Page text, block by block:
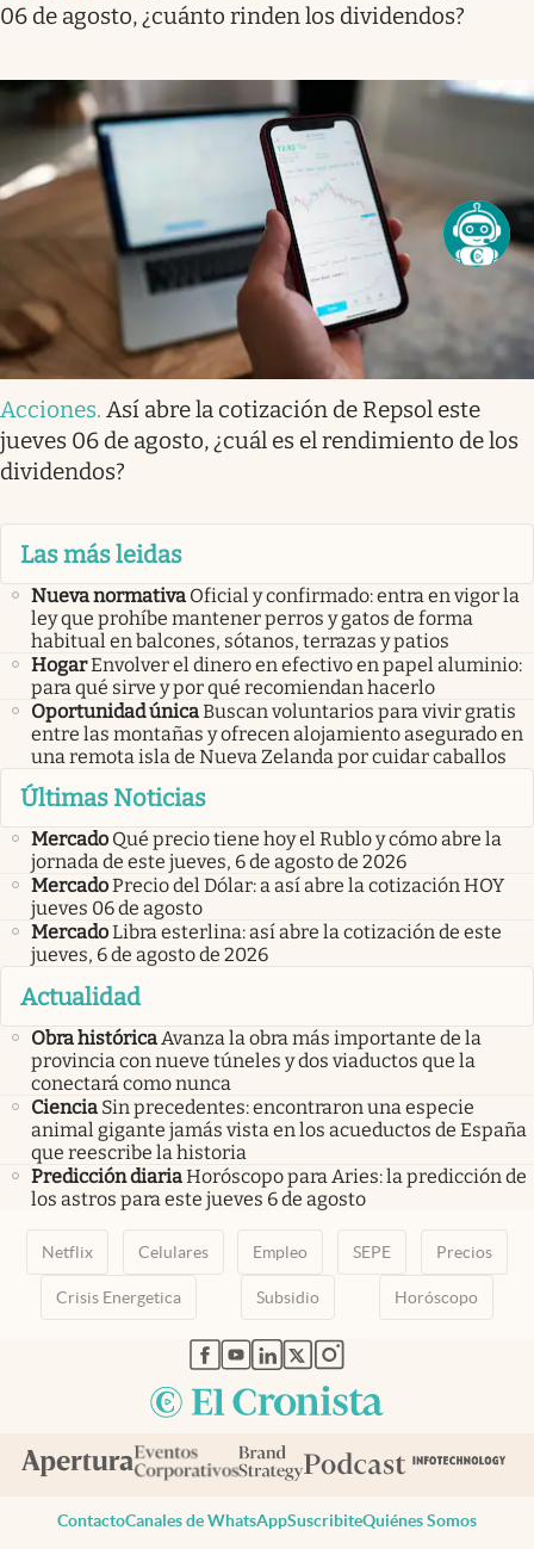
06 de agosto, ¿cuánto rinden los dividendos?
Acciones. Así abre la cotización de Repsol este
jueves 06 de agosto, ¿cuál es el rendimiento de los
dividendos?
Las más leidas
Nueva normativa Oficial y confirmado: entra en vigor la
ley que prohíbe mantener perros y gatos de forma
habitual en balcones, sótanos, terrazas y patios
HogarEnvolver el dinero en efectivo en papel aluminio:
para qué sirve y por qué recomiendan hacerlo
Oportunidad únicaBuscan voluntarios para vivir gratis
entre las montañas y ofrecen alojamiento asegurado en
una remota isla de Nueva Zelanda por cuidar caballos
Últimas Noticias
Mercado Qué precio tiene hoy el Rublo y cómo abre la
jornada de este jueves, 6 de agosto de 2026
MercadoPrecio del Dólar: a así abre la cotización HOY
jueves 06 de agosto
MercadoLibra esterlina: así abre la cotización de este
jueves, 6 de agosto de 2026
Actualidad
Obra históricaAvanza la obra más importante de la
provincia con nueve túneles y dos viaductos que la
conectará como nunca
Ciencia Sin precedentes: encontraron una especie
animal gigante jamás vista en los acueductos de España
que reescribe la historia
Predicción diariaHoróscopo para Aries: la predicción de
los astros para este jueves 6 de agosto
Netflix Celulares Empleo SEPE Precios
Crisis Energetica Subsidio Horóscopo
abre en nueva pestaña
abre en nueva pestaña
abre en nueva pestaña
abre en nueva pestaña
abre en nueva pestaña
ContactoCanales de WhatsAppSuscribiteQuiénes Somos